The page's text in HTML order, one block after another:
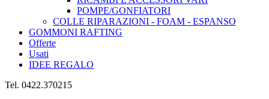
POMPE/GONFIATORI
COLLE RIPARAZIONI - FOAM - ESPANSO
GOMMONI RAFTING
Offerte
Usati
IDEE REGALO
Tel. 0422.370215